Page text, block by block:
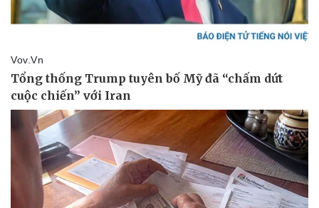
Doanh nghiệp
Thông tin doanh nghiệp
Công nghệ
Sành điệu